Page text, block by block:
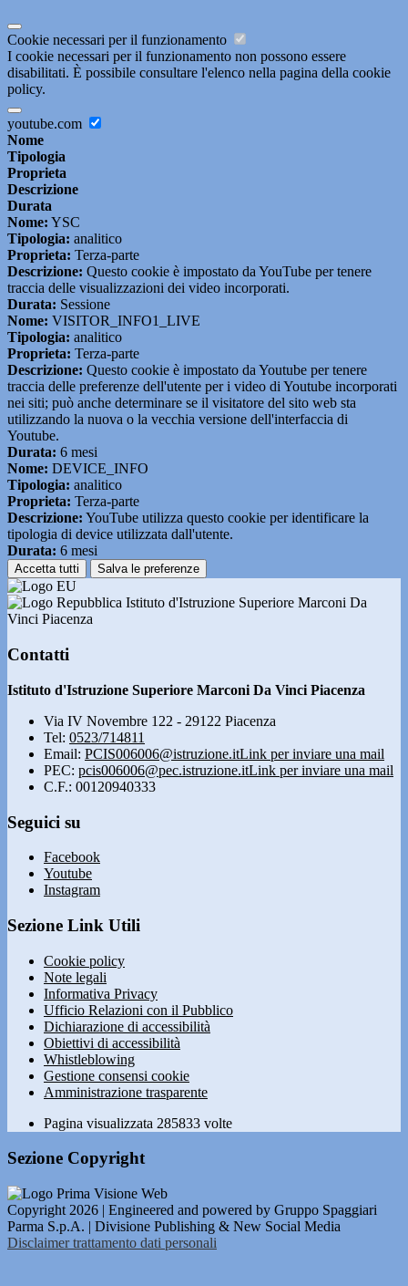
Cookie necessari per il funzionamento
I cookie necessari per il funzionamento non possono essere
disabilitati. È possibile consultare l'elenco nella pagina della cookie
policy.
youtube.com
Nome
Tipologia
Proprieta
Descrizione
Durata
Nome: YSC
Tipologia: analitico
Proprieta: Terza-parte
Descrizione: Questo cookie è impostato da YouTube per tenere
traccia delle visualizzazioni dei video incorporati.
Durata: Sessione
Nome: VISITOR_INFO1_LIVE
Tipologia: analitico
Proprieta: Terza-parte
Descrizione: Questo cookie è impostato da Youtube per tenere
traccia delle preferenze dell'utente per i video di Youtube incorporati
nei siti; può anche determinare se il visitatore del sito web sta
utilizzando la nuova o la vecchia versione dell'interfaccia di
Youtube.
Durata: 6 mesi
Nome: DEVICE_INFO
Tipologia: analitico
Proprieta: Terza-parte
Descrizione: YouTube utilizza questo cookie per identificare la
tipologia di device utilizzata dall'utente.
Durata: 6 mesi
Accetta tutti Salva le preferenze
Istituto d'Istruzione Superiore Marconi Da
Vinci Piacenza
Contatti
Istituto d'Istruzione Superiore Marconi Da Vinci Piacenza
Via IV Novembre 122 - 29122 Piacenza
Tel: 0523/714811
Email: PCIS006006@istruzione.itLink per inviare una mail
PEC: pcis006006@pec.istruzione.itLink per inviare una mail
C.F.: 00120940333
Seguici su
Facebook
Youtube
Instagram
Sezione Link Utili
Cookie policy
Note legali
Informativa Privacy
Ufficio Relazioni con il Pubblico
Dichiarazione di accessibilità
Obiettivi di accessibilità
Whistleblowing
Gestione consensi cookie
Amministrazione trasparente
Pagina visualizzata 285833 volte
Sezione Copyright
Copyright 2026 | Engineered and powered by Gruppo Spaggiari
Parma S.p.A. | Divisione Publishing & New Social Media
Disclaimer trattamento dati personali